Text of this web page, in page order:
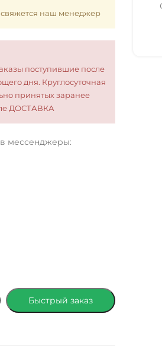
свяжется наш менеджер
поступившие после
дня. Круглосуточная
принятых заранее
ДОСТАВКА
мессенджеры:
Быстрый заказ